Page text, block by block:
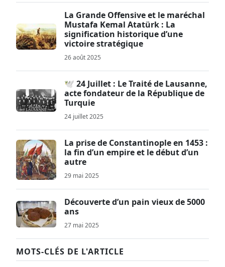
La Grande Offensive et le maréchal
Mustafa Kemal Atatürk : La
signification historique d’une
victoire stratégique
26 août 2025
🕊️ 24 Juillet : Le Traité de Lausanne,
acte fondateur de la République de
Turquie
24 juillet 2025
La prise de Constantinople en 1453 :
la fin d’un empire et le début d’un
autre
29 mai 2025
Découverte d’un pain vieux de 5000
ans
27 mai 2025
MOTS-CLÉS DE L'ARTICLE